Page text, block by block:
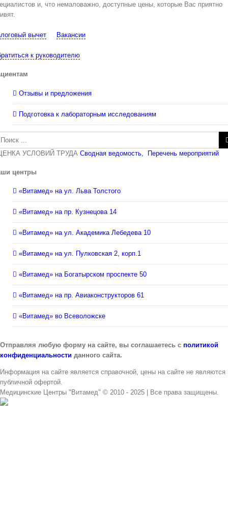
и, что немаловажно, доступные цены, которые Вас приятно
вычет Вакансии
к руководителю
Отзывы и предложения
Подготовка к лабораторным исследованиям
УСЛОВИЙ ТРУДА Сводная ведомость, Перечень мероприятий
центры
«Витамед» на ул. Льва Толстого
«Витамед» на пр. Кузнецова 14
«Витамед» на ул. Академика Лебедева 10
«Витамед» на ул. Пулковская 2, корп.1
«Витамед» на Богатырском проспекте 50
«Витамед» на пр. Авиаконструкторов 61
«Витамед» во Всеволожске
Отправляя любую форму на сайте, вы соглашаетесь с политикой
конфиденциальности данного сайта.
Информация на сайте является справочной, цены на сайте не являются
публичной офертой.
Медицинские Центры "Витамед" © 2010 - 2025 | Все права защищены.